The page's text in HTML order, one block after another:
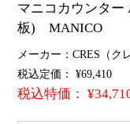
マニコカウンター
板) MANICO
メーカー：CRES（ク
税込定価： ¥69,410
税込特価：